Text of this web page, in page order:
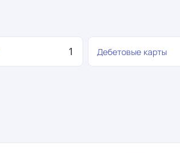
1 Дебетовые карты